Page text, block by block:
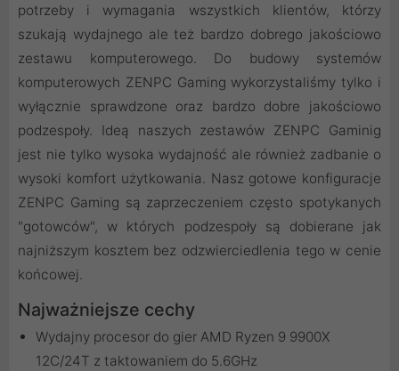
potrzeby i wymagania wszystkich klientów, którzy
szukają wydajnego ale też bardzo dobrego jakościowo
zestawu komputerowego. Do budowy systemów
komputerowych ZENPC Gaming wykorzystaliśmy tylko i
wyłącznie sprawdzone oraz bardzo dobre jakościowo
podzespoły. Ideą naszych zestawów ZENPC Gaminig
jest nie tylko wysoka wydajność ale również zadbanie o
wysoki komfort użytkowania. Nasz gotowe konfiguracje
ZENPC Gaming są zaprzeczeniem często spotykanych
"gotowców", w których podzespoły są dobierane jak
najniższym kosztem bez odzwierciedlenia tego w cenie
końcowej.
Najważniejsze cechy
Wydajny procesor do gier AMD Ryzen 9 9900X
12C/24T z taktowaniem do 5.6GHz